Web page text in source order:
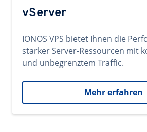
vServer
IONOS VPS bietet Ihnen die
starker Server-Ressourcen mit
und unbegrenztem Traffic.
Mehr erfahren